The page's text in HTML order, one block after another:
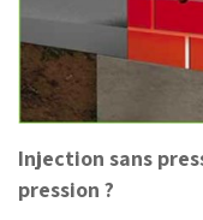
Injection sans
pression ?